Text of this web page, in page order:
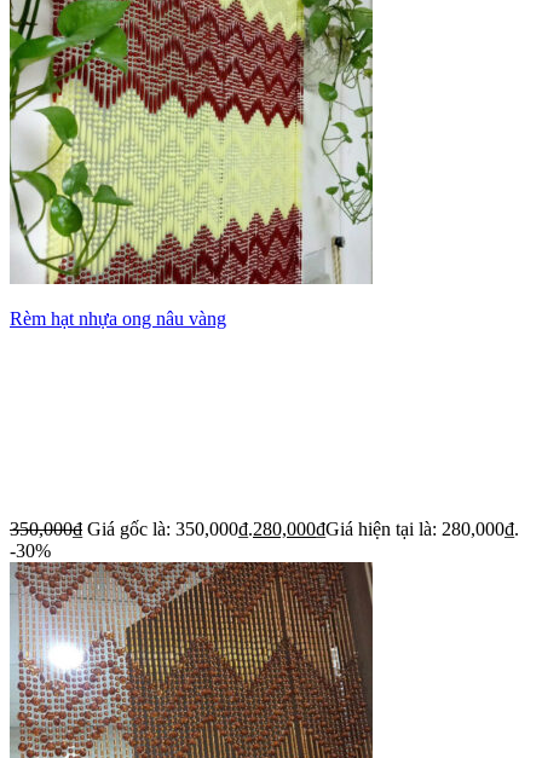
Rèm hạt nhựa ong nâu vàng
350,000₫ Giá gốc là: 350,000₫.280,000₫Giá hiện tại là: 280,000₫.
-30%